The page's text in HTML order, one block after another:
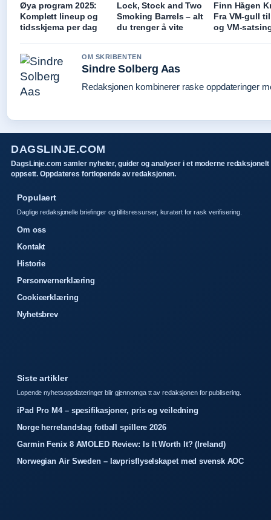
Øya program 2025:
Komplett lineup og
tidsskjema per dag
Lock, Stock and Two
Smoking Barrels – alt
du trenger å vite
Finn Hågen
Fra VM-gull
og VM-
OM SKRIBENTEN
Sindre Solberg Aas
Redaksjonen kombinerer raske oppdateringer
DAGSLINJE.COM
DagsLinje.com samler nyheter, guider og analyser i et moderne redaksjonelt
oppsett. Oppdateres fortlopende av redaksjonen.
Populaert
Daglige redaksjonelle briefinger og tillitsressurser, kuratert for rask verifisering.
Om oss
Kontakt
Historie
Personvernerklæring
Cookieerklæring
Nyhetsbrev
Siste artikler
Lopende nyhetsoppdateringer blir gjennomga tt av redaksjonen for publisering.
iPad Pro M4 – spesifikasjoner, pris og veiledning
Norge herrelandslag fotball spillere 2026
Garmin Fenix 8 AMOLED Review: Is It Worth It? (Ireland)
Norwegian Air Sweden – lavprisflyselskapet med svensk AOC